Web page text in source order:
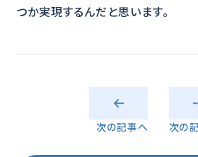
つか実現するんだと思います。
次の記事へ 次の